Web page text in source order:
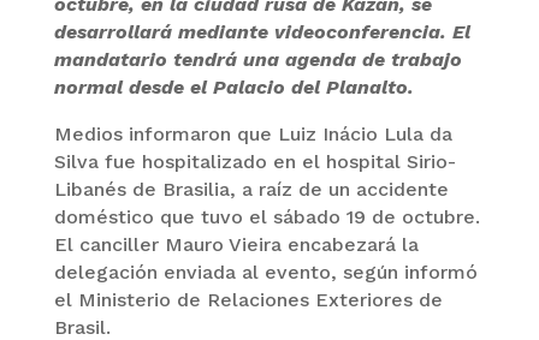
desarrollará mediante videoconferencia. El
mandatario tendrá una agenda de trabajo
normal desde el Palacio del Planalto.
Medios informaron que Luiz Inácio Lula da
Silva fue hospitalizado en el hospital Sirio-
Libanés de Brasilia, a raíz de un accidente
doméstico que tuvo el sábado 19 de octubre.
El canciller Mauro Vieira encabezará la
delegación enviada al evento, según informó
el Ministerio de Relaciones Exteriores de
Brasil.